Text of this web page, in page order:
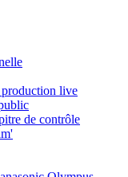
production live
de contrôle